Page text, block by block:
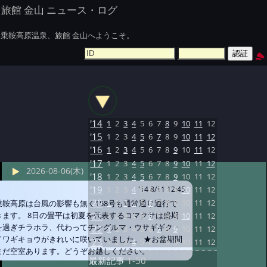
旅館 金山 ニュース・ログ
乗鞍高原温泉、旅館 金山へようこそ。
2026-08-06(木)
'14 8/11 12:45
鞍高原は台風の影響も無く158号も通常通り通行で
ます。 8日の畳平は初夏を代表するコマクサは盛期
過ぎチラホラ、代わってチングルマ・ウサギギク・
ワギキョウがきれいに咲いていました。 ★お盆期間
だ空室あります。どうぞお越しください。
'14 1 2 3 4 5 6 7 8 9 10 11 12
'15 1 2 3 4 5 6 7 8 9 10 11 12
'16 1 2 3 4 5 6 7 8 9 10 11 12
'17 1 2 3 4 5 6 7 8 9 10 11 12
'18 1 2 3 4 5 6 7 8 9 10 11 12
'19 1 2 3 4 5 6 7 8 9 10 11 12
'20 1 2 3 4 5 6 7 8 9 11 12
'21 1 2 3 4 5 6 7 8 9 10 11 12
'22 1 2 3 4 5 6 7 8 9 11 12
'23 1 2 3 4 5 6 7 8 9 10 11 12
最新記事1-50